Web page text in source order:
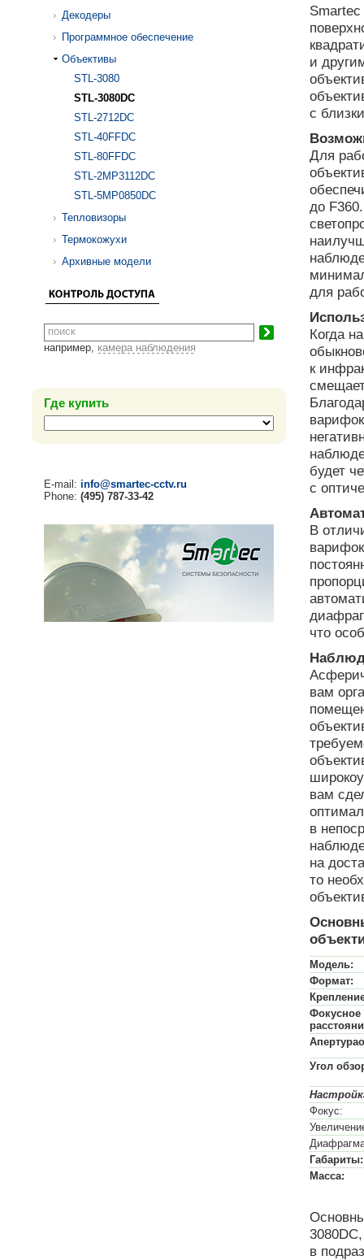
Декодеры
Программное обеспечение
Объективы
STL-3080
STL-3080DC
STL-2712DC
STL-40FFDC
STL-80FFDC
STL-2MP3112DC
STL-5MP0850DC
Тепловизоры
Термокожухи
Архивные модели
например, камера наблюдения
Где купить
E-mail: info@smartec-cctv.ru
Phone: (495) 787-33-42
и
с
Для
до
для
Когда
к
будет
с
В
что
вам
вам
в
на
то
Модель:
Формат:
Фокусное
Апертура
Угол
Фокус:
Габариты:
Масса:
в